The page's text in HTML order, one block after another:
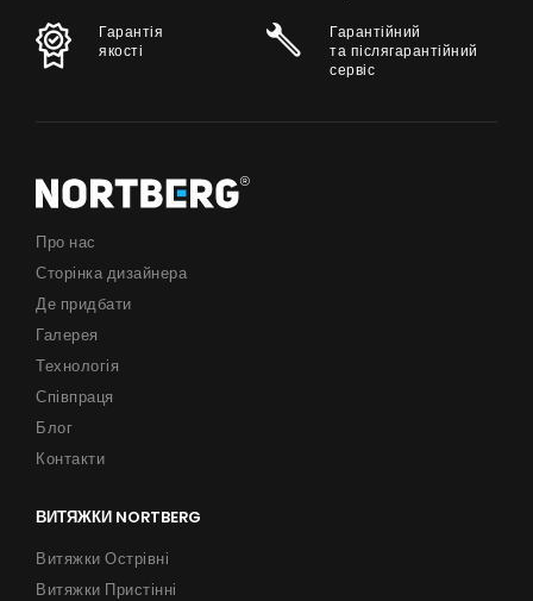
Гарантія
якості
Гарантійний
та післягарантійний
сервіс
Про нас
Сторінка дизайнера
Де придбати
Галерея
Технологія
Співпраця
Блог
Контакти
ВИТЯЖКИ NORTBERG
Витяжки Острівні
Витяжки Пристінні